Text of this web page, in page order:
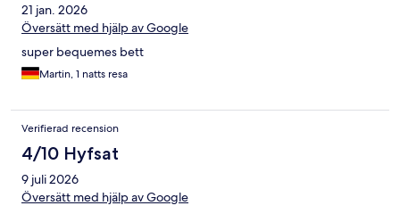
21 jan. 2026
Översätt med hjälp av Google
super bequemes bett
Martin, 1 natts resa
Verifierad recension
4/10 Hyfsat
9 juli 2026
Översätt med hjälp av Google